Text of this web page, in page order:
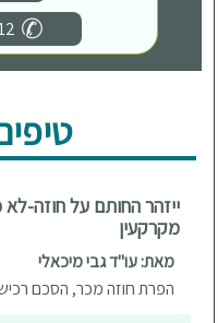
ייזהר החותם על חוזה-
מקרקעין
מאת: עו"ד גבי מיכאלי
הפרת חוזה מכר, הסכם